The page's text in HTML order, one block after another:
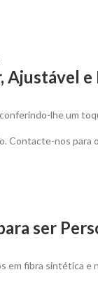
lhe um
Contacte-nos
ser
fibra sintética e